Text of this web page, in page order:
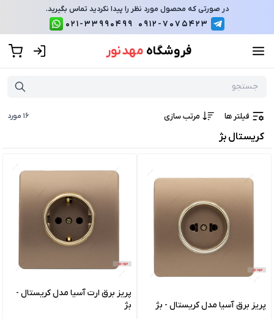
در صورتی که محصول مورد نظر را پیدا نکردید تماس بگیرید.
0912-7075423
021-33990499
فروشگاه مهد نور
فیلتر ها مرتب سازی 16 مورد
پریز برق آسیا مدل کریستال - بژ
پریز برق ارت آسیا مدل کریستال -
بژ
کریستال بژ